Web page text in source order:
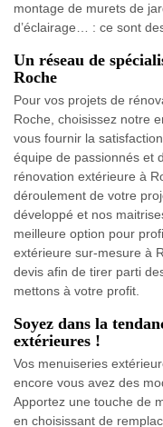
montage de murets de
d’éclairage… : ce sont
Un réseau de
Roche
Pour vos projets de
Roche, choisissez notre
vous fournir la
équipe de passionnés et
rénovation extérieure à
déroulement de votre
développé et nos
meilleure option pour
extérieure sur-mesure à
devis afin de tirer parti
mettons à votre profit.
Soyez dans la
extérieures !
Vos menuiseries
encore vous avez des
Apportez une touche de
en choisissant de